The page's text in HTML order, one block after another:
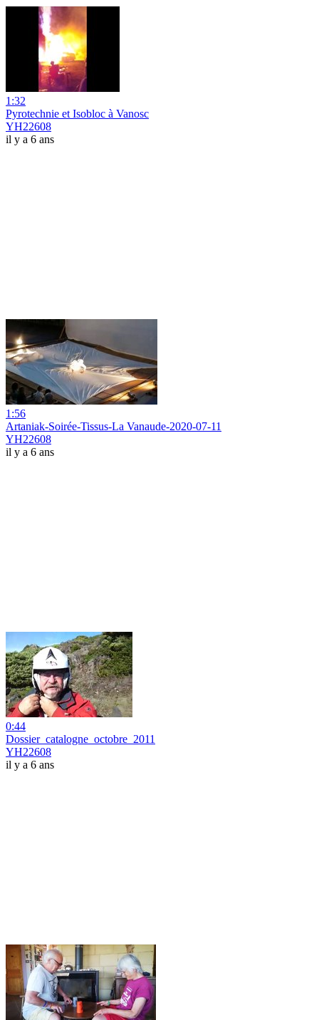
1:32
Pyrotechnie et Isobloc à Vanosc
YH22608
il y a 6 ans
1:56
Artaniak-Soirée-Tissus-La Vanaude-2020-07-11
YH22608
il y a 6 ans
0:44
Dossier_catalogne_octobre_2011
YH22608
il y a 6 ans